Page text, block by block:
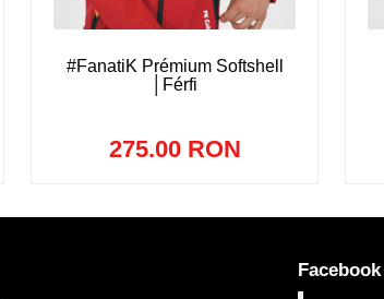
#FanatiK Prémium Softshell
│Férfi
275.00 RON
Facebook